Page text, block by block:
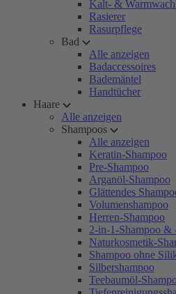
Kalt- &
Rasierer
Rasurpflege
Bad
Alle anzeigen
Badaccessoires
Bademäntel
Handtücher
Haare
Alle anzeigen
Shampoos
Alle anzeigen
Keratin-Shampoo
Pre-Shampoo
Arganöl-Shampoo
Glättendes
Volumenshampoo
Herren-Shampoo
2-in-1-Shampoo &
Naturkosmetik-
Shampoo ohne
Silbershampoo
Teebaumöl-